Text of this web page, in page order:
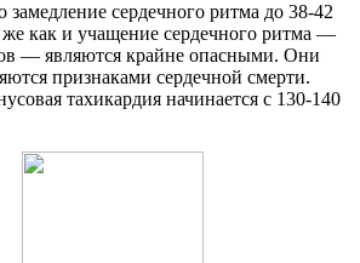
сердечного ритма до 38-42
же как и учащение сердечного ритма —
— являются крайне опасными. Они
признаками сердечной смерти.
тахикардия начинается с 130-140